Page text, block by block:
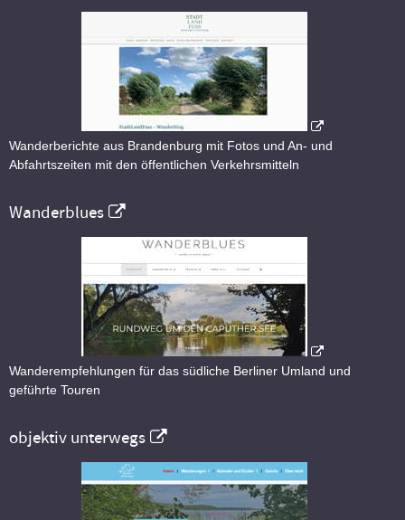
Wanderberichte aus Brandenburg mit Fotos und An- und
Abfahrtszeiten mit den öffentlichen Verkehrsmitteln
Wanderblues
Wanderempfehlungen für das südliche Berliner Umland und
geführte Touren
objektiv unterwegs